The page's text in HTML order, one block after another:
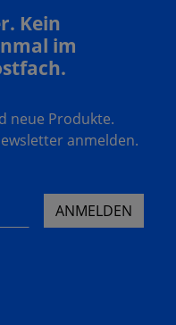
Kein
im
neue Produkte.
anmelden.
ANMELDEN